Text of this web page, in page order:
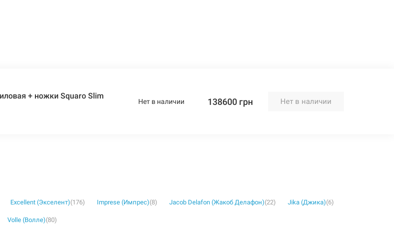
+ ножки Squaro Slim
Нет в наличии 138600 грн Нет в наличии
Excellent (Экселент)(176) Imprese (Импрес)(8) Jacob Delafon (Жакоб Делафон)(22) Jika (Джика)(6)
Volle (Волле)(80)